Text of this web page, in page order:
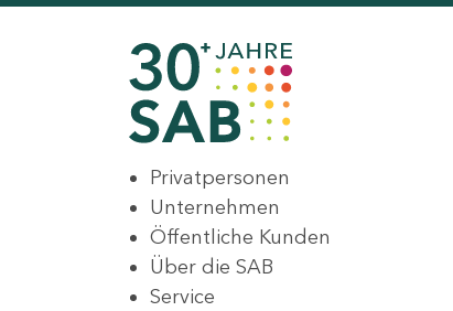
Privatpersonen
Unternehmen
Öffentliche Kunden
Über die SAB
Service